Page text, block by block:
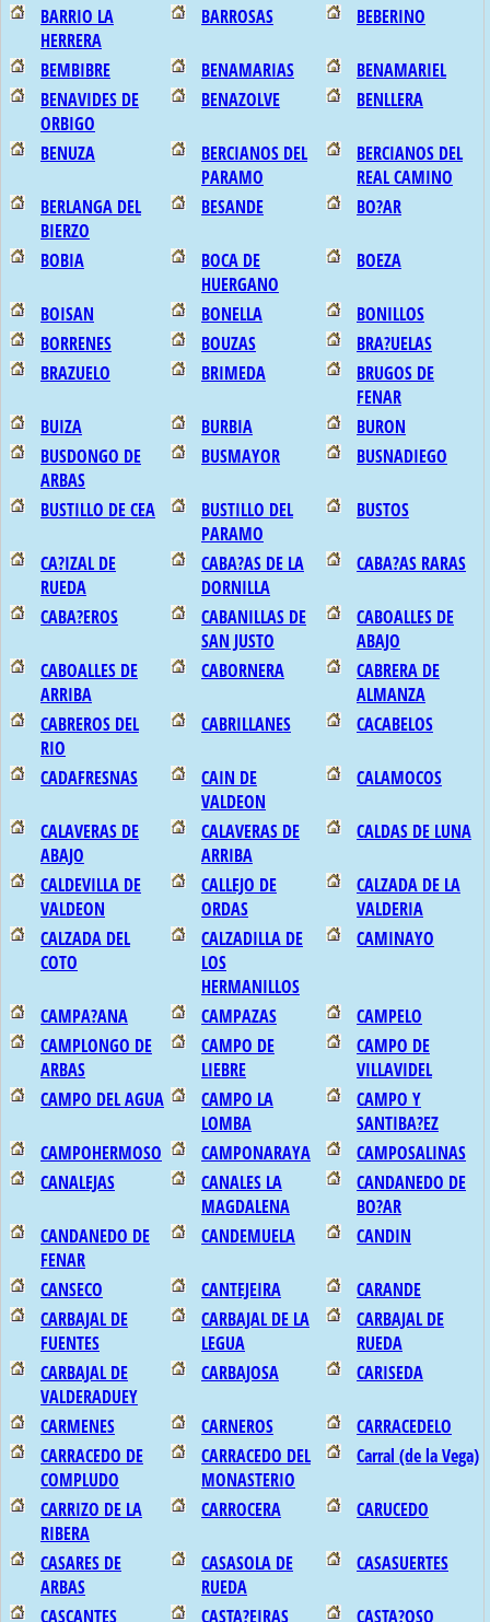
BARRIO LA
HERRERA
BARROSAS BEBERINO
BEMBIBRE BENAMARIAS
BENAMARIEL
BENAVIDES DE
ORBIGO
BENAZOLVE BENLLERA
BENUZA
BERCIANOS DEL
PARAMO
BERCIANOS DEL
REAL CAMINO
BERLANGA DEL
BIERZO
BESANDE BO?AR
BOBIA
BOCA DE
HUERGANO
BOEZA
BOISAN BONELLA
BONILLOS
BORRENES
BOUZAS
BRA?UELAS
BRAZUELO
BRIMEDA
BRUGOS DE
FENAR
BUIZA
BURBIA
BURON
BUSDONGO DE
ARBAS
BUSMAYOR BUSNADIEGO
BUSTILLO DE CEA
BUSTILLO DEL
PARAMO
BUSTOS
CA?IZAL DE
RUEDA
CABA?AS DE LA
DORNILLA
CABA?AS RARAS
CABA?EROS
CABANILLAS DE
SAN JUSTO
CABOALLES DE
ABAJO
CABOALLES DE
ARRIBA
CABORNERA
CABRERA DE
ALMANZA
CABREROS DEL
RIO
CABRILLANES CACABELOS
CADAFRESNAS
CAIN DE
VALDEON
CALAMOCOS
CALAVERAS DE
ABAJO
CALAVERAS DE
ARRIBA
CALDAS DE LUNA
CALDEVILLA DE
VALDEON
CALLEJO DE
ORDAS
CALZADA DE LA
VALDERIA
CALZADA DEL
COTO
CALZADILLA DE
LOS
HERMANILLOS
CAMINAYO
CAMPA?ANA CAMPAZAS
CAMPELO
CAMPLONGO DE
ARBAS
CAMPO DE
LIEBRE
CAMPO DE
VILLAVIDEL
CAMPO DEL AGUA
CAMPO LA
LOMBA
CAMPO Y
SANTIBA?EZ
CAMPOHERMOSO
CAMPONARAYA
CAMPOSALINAS
CANALEJAS
CANALES LA
MAGDALENA
CANDANEDO DE
BO?AR
CANDANEDO DE
FENAR
CANDEMUELA CANDIN
CANSECO CANTEJEIRA
CARANDE
CARBAJAL DE
FUENTES
CARBAJAL DE LA
LEGUA
CARBAJAL DE
RUEDA
CARBAJAL DE
VALDERADUEY
CARBAJOSA CARISEDA
CARMENES CARNEROS
CARRACEDELO
CARRACEDO DE
COMPLUDO
CARRACEDO DEL
MONASTERIO
Carral (de la Vega)
CARRIZO DE LA
RIBERA
CARROCERA CARUCEDO
CASARES DE
ARBAS
CASASOLA DE
RUEDA
CASASUERTES
CASCANTES CASTA?EIRAS CASTA?OSO